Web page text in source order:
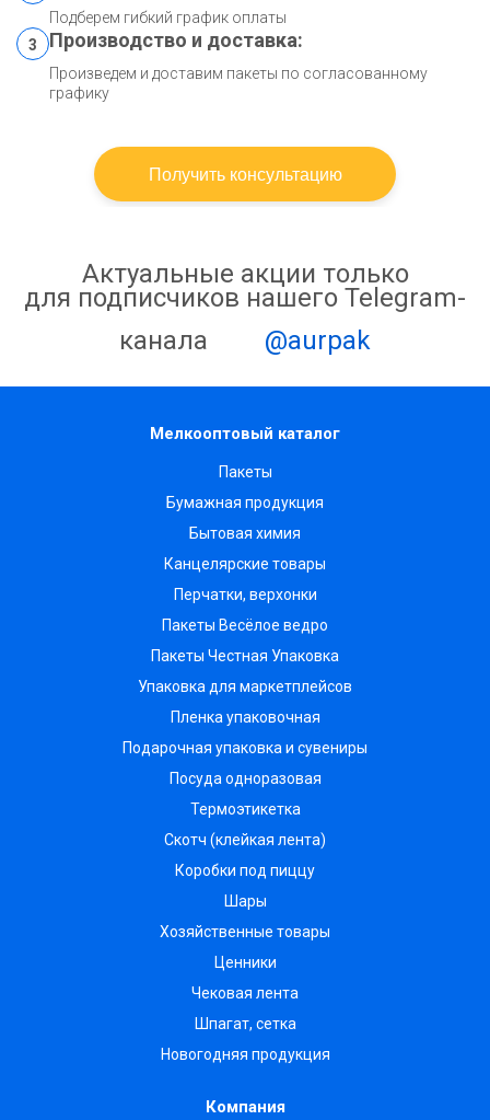
Подберем гибкий график оплаты
3
Производство и доставка:
Произведем и доставим пакеты по согласованному
графику
Получить консультацию
Актуальные акции только
для подписчиков нашего Telegram-
канала
@aurpak
Мелкооптовый каталог
Пакеты
Бумажная продукция
Бытовая химия
Канцелярские товары
Перчатки, верхонки
Пакеты Весёлое ведро
Пакеты Честная Упаковка
Упаковка для маркетплейсов
Пленка упаковочная
Подарочная упаковка и сувениры
Посуда одноразовая
Термоэтикетка
Скотч (клейкая лента)
Коробки под пиццу
Шары
Хозяйственные товары
Ценники
Чековая лента
Шпагат, сетка
Новогодняя продукция
Компания